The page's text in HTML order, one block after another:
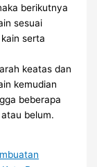
berikutnya
sesuai
serta
keatas dan
kemudian
beberapa
belum.